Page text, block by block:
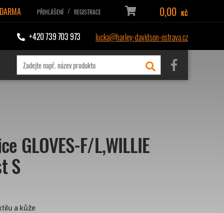
PŘIHLÁŠENÍ / REGISTRACE 0,00 KČ
+420 739 703 973 lucka@harley-davidson-ostrava.cz
GLOVES-F/L,WILLIE
S
a kůže